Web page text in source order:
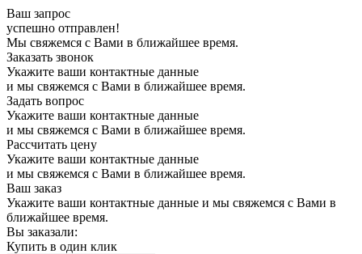
Ваш запрос
успешно отправлен!
Мы свяжемся с Вами в ближайшее время.
Заказать звонок
Укажите ваши контактные данные
и мы свяжемся с Вами в ближайшее время.
Задать вопрос
Укажите ваши контактные данные
и мы свяжемся с Вами в ближайшее время.
Рассчитать цену
Укажите ваши контактные данные
и мы свяжемся с Вами в ближайшее время.
Ваш заказ
Укажите ваши контактные данные и мы свяжемся с Вами в
ближайшее время.
Вы заказали:
Купить в один клик